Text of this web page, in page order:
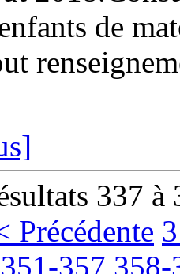
de
337 à
Précédente
351-357 358-